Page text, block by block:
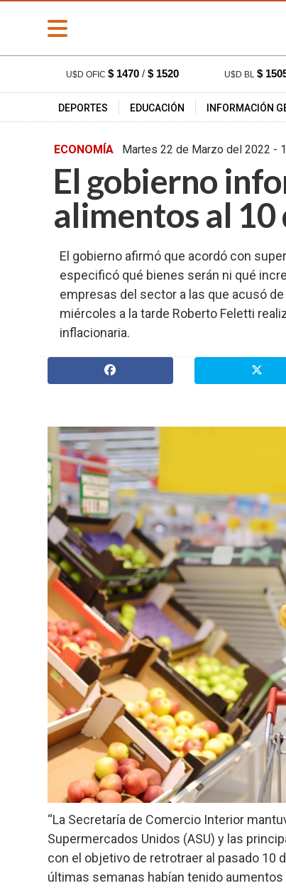
» PORTADA
» Deportes
» Locales
» Policiales
» Cultura
» Economía
» Espectáculos
U$D OFIC $ 1470 / $ 1520 U$D BL $
DEPORTES EDUCACIÓN INFORMACIÓN
ECONOMÍA Martes 22 de Marzo del
El gobierno
alimentos al 10
El gobierno afirmó que acordó con
especificó qué bienes serán ni qué
empresas del sector a las que acusó
miércoles a la tarde Roberto Feletti
inflacionaria.
“La Secretaría de Comercio Interior
Supermercados Unidos (ASU) y las
con el objetivo de retrotraer al pasado
últimas semanas habían tenido